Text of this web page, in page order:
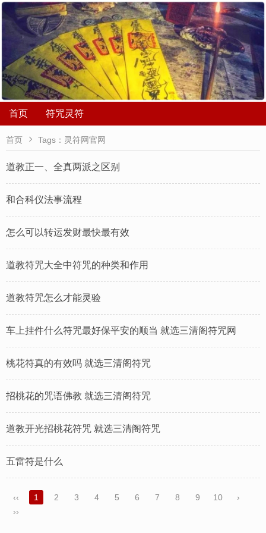
首页 符咒灵符
首页  Tags：灵符网官网
道教正一、全真两派之区别
和合科仪法事流程
怎么可以转运发财最快最有效
道教符咒大全中符咒的种类和作用
道教符咒怎么才能灵验
车上挂件什么符咒最好保平安的顺当 就选三清阁符咒网
桃花符真的有效吗 就选三清阁符咒
招桃花的咒语佛教 就选三清阁符咒
道教开光招桃花符咒 就选三清阁符咒
五雷符是什么
‹‹ 1 2 3 4 5 6 7 8 9 10
›
››